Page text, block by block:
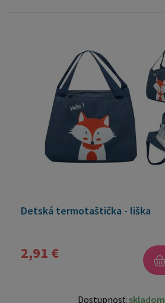
Detská termotaštička - liška
2,91 €
Dostupnosť: skladom